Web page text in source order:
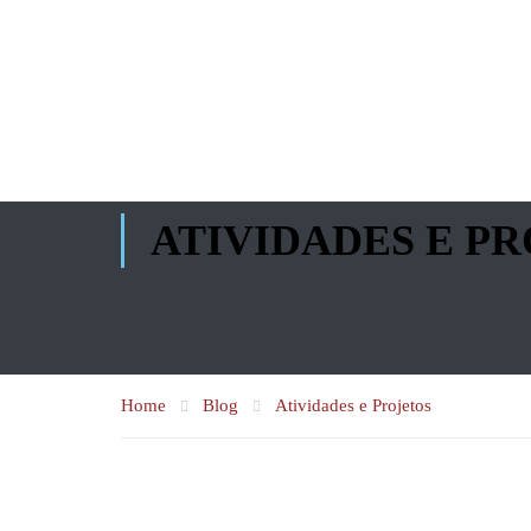
ATIVIDADES E
Home Blog Atividades e Projetos